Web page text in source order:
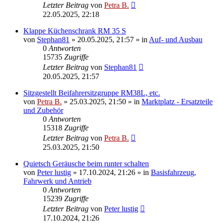
Letzter Beitrag von Petra B.
22.05.2025, 22:18
Klappe Küchenschrank RM 35 S
von Stephan81 » 20.05.2025, 21:57 » inAuf- und Ausbau
0Antworten
15735 Zugriffe
Letzter Beitrag von Stephan81
20.05.2025, 21:57
Sitzgestellt Beifahrersitzgruppe RM38L, etc.
von Petra B. » 25.03.2025, 21:50 » in Marktplatz - Ersatzteile
und Zubehör
0Antworten
15318 Zugriffe
Letzter Beitrag von Petra B.
25.03.2025, 21:50
Quietsch Geräusche beim runter schalten
von Peter lustig » 17.10.2024, 21:26 » in Basisfahrzeug,
Fahrwerk und Antrieb
0Antworten
15239 Zugriffe
Letzter Beitrag von Peter lustig
17.10.2024, 21:26